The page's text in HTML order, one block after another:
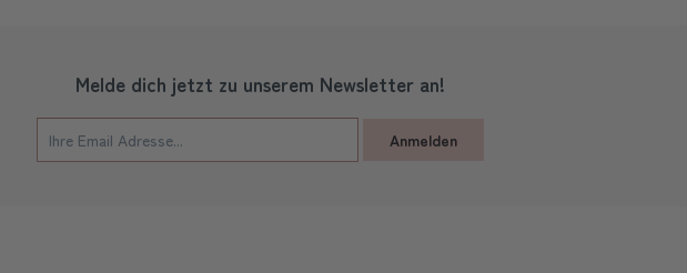
Melde dich jetzt zu unserem Newsletter an!
Anmelden